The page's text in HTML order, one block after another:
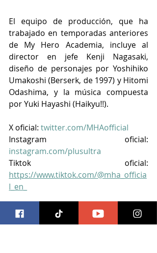
El equipo de producción, que ha
trabajado en temporadas anteriores
de My Hero Academia, incluye al
director en jefe Kenji Nagasaki,
diseño de personajes por Yoshihiko
Umakoshi (Berserk, de 1997) y Hitomi
Odashima, y la música compuesta
por Yuki Hayashi (Haikyu!!).
X oficial: twitter.com/MHAofficial
instagram.com/plusultra
https://www.tiktok.com/@mha_officia
l_en_
Para prepararte para la temporada
final, acompaña los episodios